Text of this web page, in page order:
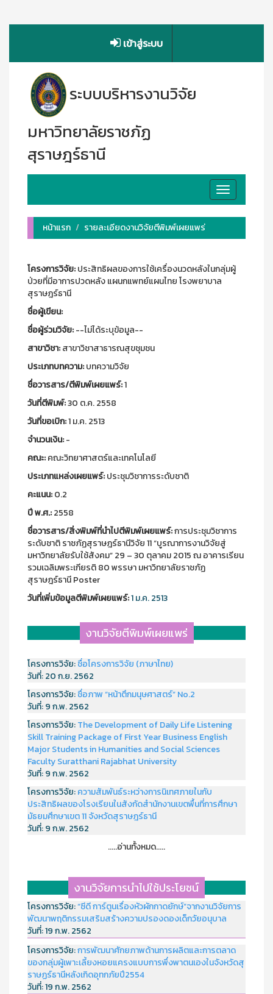
เข้าสู่ระบบ
ระบบบริหารงานวิจัย
มหาวิทยาลัยราชภัฏ
สุราษฎร์ธานี
Toggle
navigation
หน้าแรก
รายละเอียดงานวิจัยตีพิมพ์เผยแพร่
โครงการวิจัย:ประสิทธิผลของการใช้เครื่องนวดหลังในกลุ่มผู้
ป่วยที่มีอาการปวดหลัง แผนกแพทย์แผนไทย โรงพยาบาล
สุราษฎร์ธานี
ชื่อผู้เขียน:
ชื่อผู้ร่วมวิจัย:--ไม่ได้ระบุข้อมูล--
สาขาวิชา:สาขาวิชาสาธารณสุขชุมชน
ประเภทบทความ:บทความวิจัย
ชื่อวารสาร/ตีพิมพ์เผยแพร์:1
วันที่ตีพิมพ์:30 ต.ค. 2558
วันที่ขอเบิก:1 ม.ค. 2513
จำนวนเงิน:-
คณะ:คณะวิทยาศาสตร์และเทคโนโลยี
ประเภทแหล่งเผยแพร์:ประชุมวิชาการระดับชาติ
คะแนน:0.2
ปี พ.ศ.:2558
ชื่อวารสาร/สิ่งพิมพ์ที่นำไปตีพิมพ์เผยแพร์:การประชุมวิชาการ
ระดับชาติ ราชภัฏสุราษฎร์ธานีวิจัย 11 “บูรณาการงานวิจัยสู่
มหาวิทยาลัยรับใช้สังคม” 29 – 30 ตุลาคม 2015 ณ อาคารเรียน
รวมเฉลิมพระเกียรติ 80 พรรษา มหาวิทยาลัยราชภัฏ
สุราษฎร์ธานี Poster
วันที่เพิ่มข้อมูลตีพิมพ์เผยแพร์:1 ม.ค. 2513
งานวิจัยตีพิมพ์เผยแพร่
โครงการวิจัย:ชื่อโครงการวิจัย (ภาษาไทย)
วันที่:20 ก.ย. 2562
โครงการวิจัย:ชื่อภาพ “หน้าตึกมนุษศาสตร์” No.2
วันที่:9 ก.พ. 2562
โครงการวิจัย:The Development of Daily Life Listening
Skill Training Package of First Year Business English
Major Students in Humanities and Social Sciences
Faculty Suratthani Rajabhat University
วันที่:9 ก.พ. 2562
โครงการวิจัย:ความสัมพันธ์ระหว่างการนิเทศภายในกับ
ประสิทธิผลของโรงเรียนในสังกัดสำนักงานเขตพื้นที่การศึกษา
มัธยมศึกษาเขต 11 จังหวัดสุราษฎร์ธานี
วันที่:9 ก.พ. 2562
.....อ่านทั้งหมด.....
งานวิจัยการนำไปใช้ประโยชน์
โครงการวิจัย:“ซีดี การ์ตูนเรื่องหัวผักกาดยักษ์”จากงานวิจัยการ
พัฒนาพฤติกรรมเสริมสร้างความปรองดองเด็กวัยอนุบาล
วันที่:19 ก.พ. 2562
โครงการวิจัย:การพัฒนาศักยภาพด้านการผลิตและการตลาด
ของกลุ่มผู้เพาะเลี้ยงหอยแครงแบบการพึ่งพาตนเองในจังหวัดสุ
ราษฏร์ธานีหลังเกิดอุทกภัยปี2554
วันที่:19 ก.พ. 2562